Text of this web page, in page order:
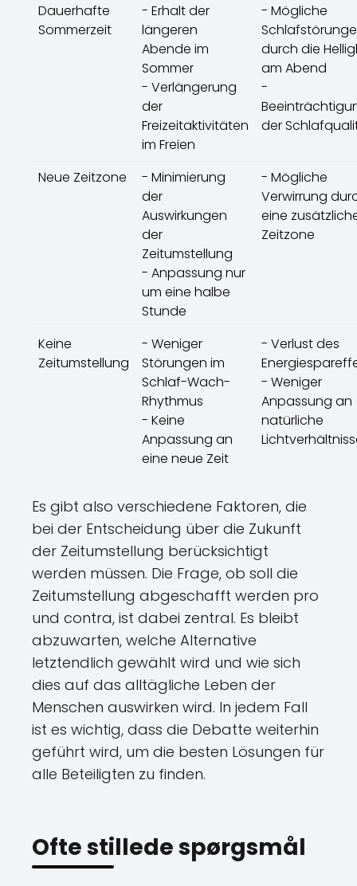
Dauerhafte
Sommerzeit
- Erhalt der
längeren
Abende im
Sommer
- Verlängerung
der
Freizeitaktivitäten
im Freien
- Mögliche
durch die
am Abend
-
der
Neue Zeitzone
- Minimierung
der
Auswirkungen
der
Zeitumstellung
- Anpassung nur
um eine halbe
Stunde
- Mögliche
Verwirrung
eine
Zeitzone
Keine
Zeitumstellung
- Weniger
Störungen im
Schlaf-Wach-
Rhythmus
- Keine
Anpassung an
eine neue Zeit
- Verlust des
- Weniger
Anpassung an
natürliche
Es gibt also verschiedene Faktoren, die
bei der Entscheidung über die Zukunft
der Zeitumstellung berücksichtigt
werden müssen. Die Frage, ob soll die
Zeitumstellung abgeschafft werden pro
und contra, ist dabei zentral. Es bleibt
abzuwarten, welche Alternative
letztendlich gewählt wird und wie sich
dies auf das alltägliche Leben der
Menschen auswirken wird. In jedem Fall
ist es wichtig, dass die Debatte weiterhin
geführt wird, um die besten Lösungen für
alle Beteiligten zu finden.
Ofte stillede spørgsmål